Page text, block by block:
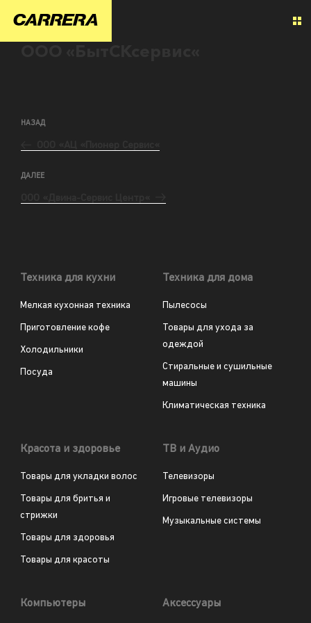
НАЗАД
ДАЛЕЕ
Техника для кухни
Мелкая кухонная техника
Приготовление кофе
Холодильники
Посуда
Техника для дома
Пылесосы
Товары для ухода за
одеждой
Стиральные и сушильные
машины
Климатическая техника
Красота и здоровье
Товары для укладки волос
Товары для бритья и
стрижки
Товары для здоровья
Товары для красоты
ТВ и Аудио
Телевизоры
Игровые телевизоры
Музыкальные системы
Компьютеры Аксессуары